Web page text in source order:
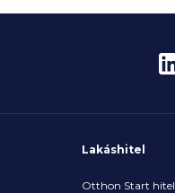
érdemes meghozni.
Lakáshitel
Otthon Start hitel